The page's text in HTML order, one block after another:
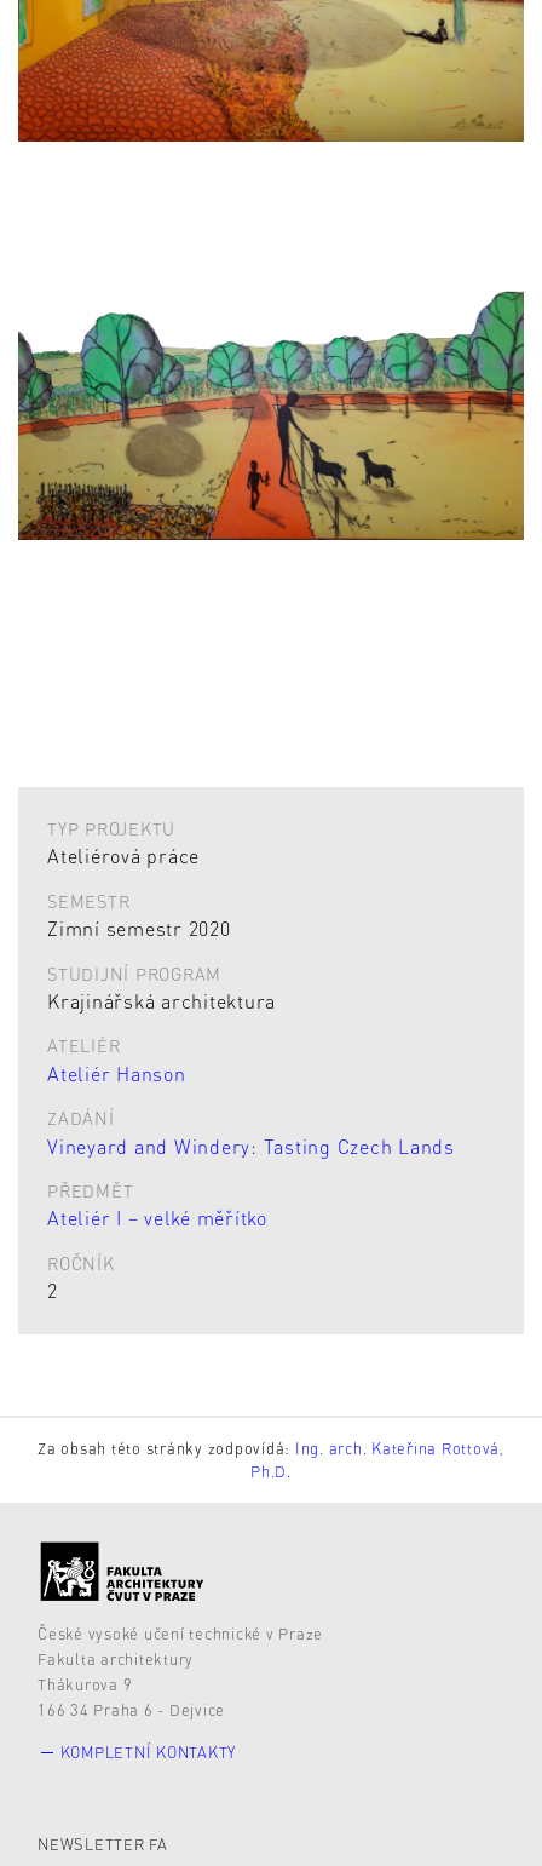
TYP PROJEKTU
Ateliérová práce
SEMESTR
Zimní semestr 2020
STUDIJNÍ PROGRAM
Krajinářská architektura
ATELIÉR
Ateliér Hanson
ZADÁNÍ
Vineyard and Windery: Tasting Czech Lands
PŘEDMĚT
Ateliér I – velké měřítko
ROČNÍK
2
Za obsah této stránky zodpovídá: Ing. arch. Kateřina Rottová,
Ph.D.
České vysoké učení technické v Praze
Fakulta architektury
Thákurova 9
166 34 Praha 6 - Dejvice
KOMPLETNÍ KONTAKTY
NEWSLETTER FA